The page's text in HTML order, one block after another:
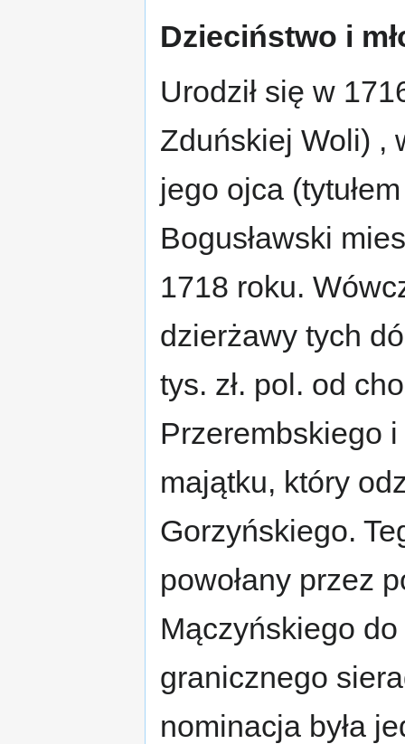
Dzieciństwo i
Urodził się w
Zduńskiej Woli) ,
jego ojca
Bogusławski
1718 roku.
dzierżawy tych
tys. zł. pol. od
Przerembskiego
majątku, który
Gorzyńskiego.
powołany przez
Mączyńskiego
granicznego
nominacja była